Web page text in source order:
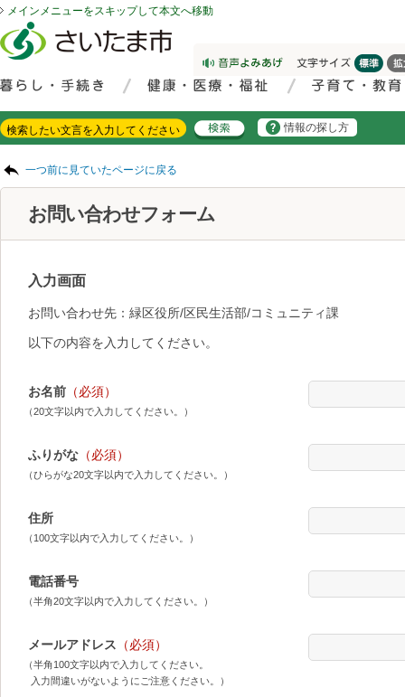
メインメニューをスキップして本文へ移動
情報の探し方
一つ前に見ていたページに戻る
お問い合わせフォーム
入力画面
お問い合わせ先：緑区役所/区民生活部/コミュニティ課
以下の内容を入力してください。
お名前 （必須）
（20文字以内で入力してください。）
ふりがな （必須）
（ひらがな20文字以内で入力してください。）
住所
（100文字以内で入力してください。）
電話番号
（半角20文字以内で入力してください。）
メールアドレス （必須）
（半角100文字以内で入力してください。
入力間違いがないようにご注意ください。）